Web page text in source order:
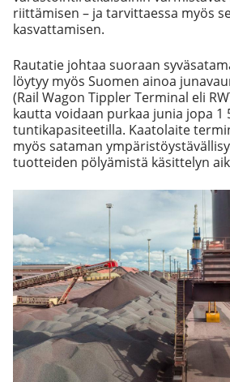
riittämisen – ja tarvittaessa myös
kasvattamisen.
Rautatie johtaa suoraan
löytyy myös Suomen ainoa
(Rail Wagon Tippler Terminal eli
kautta voidaan purkaa junia jopa 1
tuntikapasiteetilla. Kaatolaite
myös sataman
tuotteiden pölyämistä käsittelyn